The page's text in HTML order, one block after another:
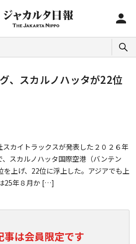
、スカルノハッタが22位
カイトラックスが発表した２０２６年
スカルノハッタ国際空港（バンテン
上げ、22位に浮上した。アジアでも上
年８月か […]
事は会員限定です